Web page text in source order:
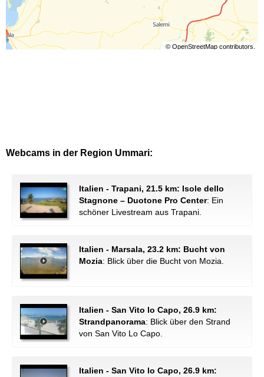
© OpenStreetMapcontributors.
Webcams in der Region Ummari:
Italien - Trapani, 21.5 km: Isole dello
Stagnone – Duotone Pro Center: Ein
schöner Livestream aus Trapani.
Italien - Marsala, 23.2 km: Bucht von
Mozia: Blick über die Bucht von Mozia.
Italien - San Vito lo Capo, 26.9 km:
Strandpanorama: Blick über den Strand
von San Vito Lo Capo.
Italien - San Vito lo Capo, 26.9 km: